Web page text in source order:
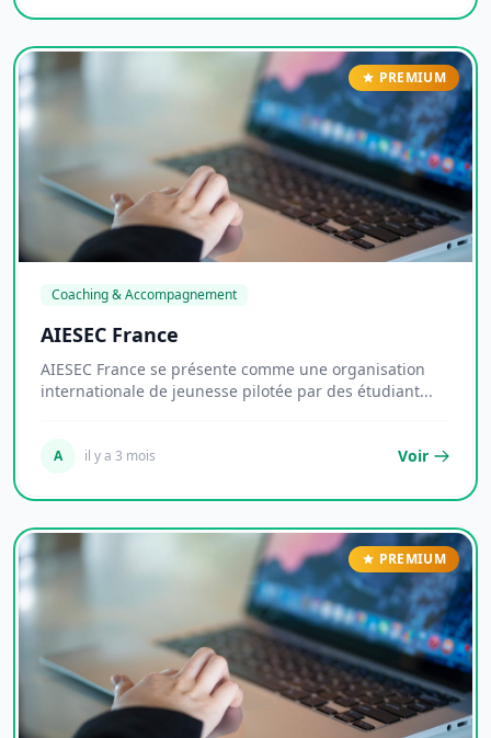
PREMIUM
Coaching & Accompagnement
AIESEC France
AIESEC France se présente comme une organisation
internationale de jeunesse pilotée par des étudiant...
A il y a 3 mois Voir
PREMIUM